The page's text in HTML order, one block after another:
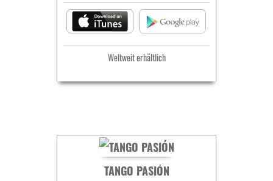
Weltweit erhältlich
TANGO PASIÓN